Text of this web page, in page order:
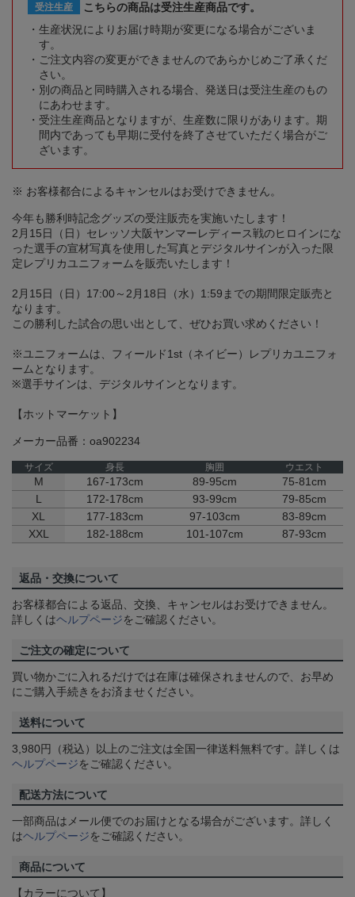
受注生産
こちらの商品は受注生産商品です。
生産状況によりお届け時期が変更になる場合がございま
す。
ご注文内容の変更ができませんのであらかじめご了承くだ
さい。
別の商品と同時購入される場合、発送日は受注生産のもの
にあわせます。
受注生産商品となりますが、生産数に限りがあります。期
間内であっても早期に受付を終了させていただく場合がご
ざいます。
※ お客様都合によるキャンセルはお受けできません。
今年も勝利時記念グッズの受注販売を実施いたします！
2月15日（日）セレッソ大阪ヤンマーレディース戦のヒロインにな
った選手の宣材写真を使用した写真とデジタルサインが入った限
定レプリカユニフォームを販売いたします！
2月15日（日）17:00～2月18日（水）1:59までの期間限定販売と
なります。
この勝利した試合の思い出として、ぜひお買い求めください！
※ユニフォームは、フィールド1st（ネイビー）レプリカユニフォ
ームとなります。
※選手サインは、デジタルサインとなります。
【ホットマーケット】
メーカー品番：oa902234
サイズ 身長 胸囲 ウエスト
M 167-173cm 89-95cm
75-81cm
L
172-178cm 93-99cm
79-85cm
XL
177-183cm 97-103cm
83-89cm
XXL
182-188cm 101-107cm 87-93cm
返品・交換について
お客様都合による返品、交換、キャンセルはお受けできません。
詳しくはヘルプページをご確認ください。
ご注文の確定について
買い物かごに入れるだけでは在庫は確保されませんので、お早め
にご購入手続きをお済ませください。
送料について
3,980円（税込）以上のご注文は全国一律送料無料です。詳しくは
ヘルプページをご確認ください。
配送方法について
一部商品はメール便でのお届けとなる場合がございます。詳しく
はヘルプページをご確認ください。
商品について
【カラーについて】